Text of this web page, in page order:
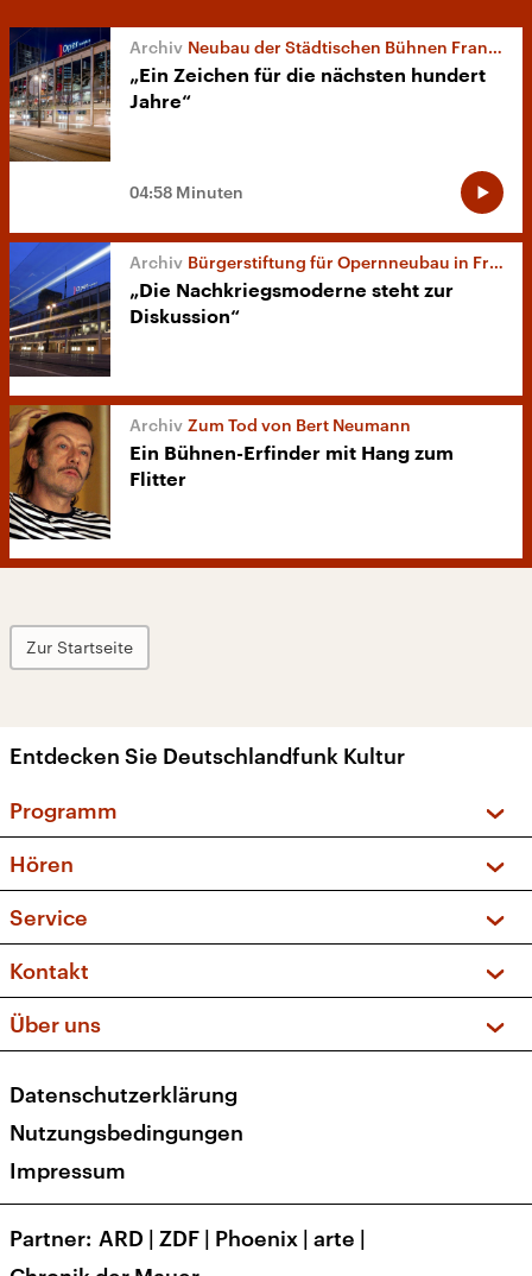
Neubau der Städtischen Bühnen Frankfurt
„Ein Zeichen für die nächsten hundert
Jahre“
04:58 Minuten
Bürgerstiftung für Opernneubau in Frankfurt
„Die Nachkriegsmoderne steht zur
Diskussion“
Zum Tod von Bert Neumann
Ein Bühnen-Erfinder mit Hang zum
Flitter
Zur Startseite
Entdecken Sie Deutschlandfunk Kultur
Programm
Sendungen und Podcasts
Musikliste
Kakadu – Das Kinderprogramm
Hören
Frequenzen (UKW + DAB+)
Service
FAQ
Apps
Newsletter
Veranstaltungen
Kontakt
Social Media
Über uns
Presse
Karriere
Transparenz
Datenschutzerklärung
Nutzungsbedingungen
Impressum
Partner ARD | ZDF | Phoenix | arte |